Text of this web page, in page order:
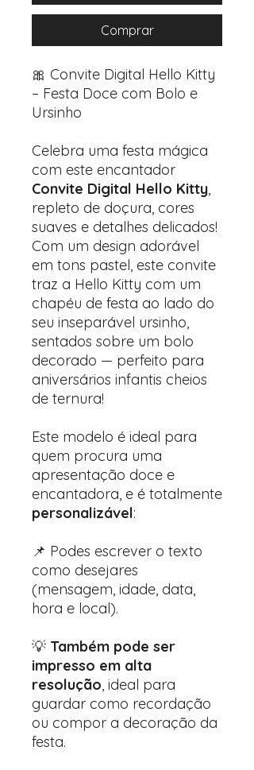
Comprar
🎀 Convite Digital Hello Kitty
– Festa Doce com Bolo e
Ursinho
Celebra uma festa mágica
com este encantador
Convite Digital Hello Kitty,
repleto de doçura, cores
suaves e detalhes delicados!
Com um design adorável
em tons pastel, este convite
traz a Hello Kitty com um
chapéu de festa ao lado do
seu inseparável ursinho,
sentados sobre um bolo
decorado — perfeito para
aniversários infantis cheios
de ternura!
Este modelo é ideal para
quem procura uma
apresentação doce e
encantadora, e é totalmente
personalizável:
📌 Podes escrever o texto
como desejares
(mensagem, idade, data,
hora e local).
💡 Também pode ser
impresso em alta
resolução, ideal para
guardar como recordação
ou compor a decoração da
festa.